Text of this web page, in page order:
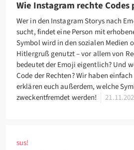
Wie Instagram rechte Codes
Wer in den Instagram Storys nach
sucht, findet eine Person mit
Symbol wird in den sozialen Medien
Hitlergruß genutzt – vor allem von
bedeutet der Emoji eigentlich? Und
Code der Rechten? Wir haben
erklären euch außerdem, welche
zweckentfremdet werden!
sus!